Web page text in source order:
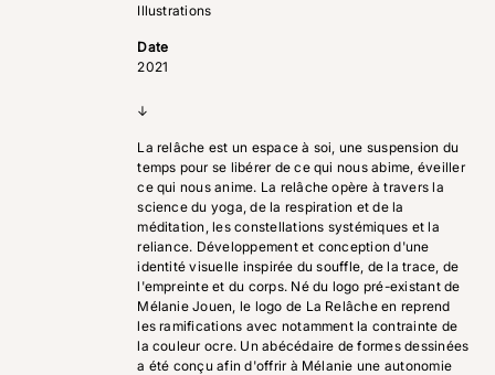
Illustrations
Date
2021
↓
La relâche est un espace à soi, une suspension du
temps pour se libérer de ce qui nous abime, éveiller
ce qui nous anime. La relâche opère à travers la
science du yoga, de la respiration et de la
méditation, les constellations systémiques et la
reliance. Développement et conception d'une
identité visuelle inspirée du souffle, de la trace, de
l'empreinte et du corps. Né du logo pré-existant de
Mélanie Jouen, le logo de La Relâche en reprend
les ramifications avec notamment la contrainte de
la couleur ocre. Un abécédaire de formes dessinées
a été conçu afin d'offrir à Mélanie une autonomie